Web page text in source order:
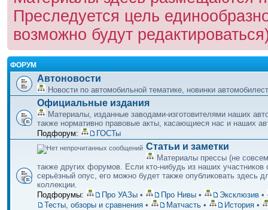
Преследуется цель
возможно будут
ФОРУМ
Автоновости
Новости по автомобильной тематике, новинки
Официальные издания
Материалы, изданные заводами-изготовителями наших
также нормативно правовые акты, касающиеся нас и наших
Подфорум:
ГОСТы
Статьи и заметки
Материалы прессы (не
также других форумов. Если кто-нибудь из наших участников
серьёзный опус, его можно будет также опубликовать здесь
коллекции.
Подфорумы:
Про УАЗы • Про Нивы • Эксклюзив •
Тесты, обзоры и сравнения • Матчасть • История •